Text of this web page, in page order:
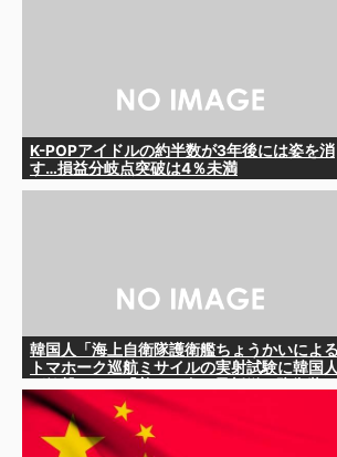
K-POPアイドルの約半数が3年後には姿を消
す…損益分岐点突破は4％未満
韓国人「海上自衛隊護衛艦ちょうかいによる
トマホーク巡航ミサイルの実射試験に韓国人
備‥」